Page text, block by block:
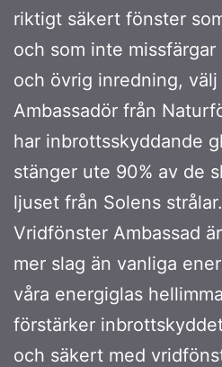
riktigt säkert fönster
och som inte
och övrig inredning,
Ambassadör från
har inbrottsskyddande
stänger ute 90% av de
ljuset från Solens
Vridfönster Ambassad
mer slag än vanliga
våra energiglas
förstärker
och säkert med